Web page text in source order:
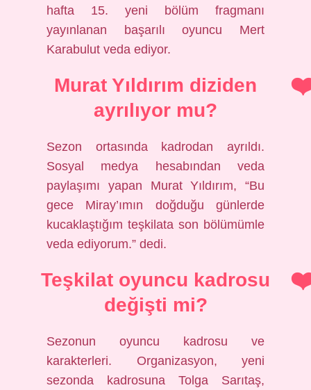
hafta 15. yeni bölüm fragmanı
yayınlanan başarılı oyuncu Mert
Karabulut veda ediyor.
Murat Yıldırım diziden
ayrılıyor mu?
Sezon ortasında kadrodan ayrıldı.
Sosyal medya hesabından veda
paylaşımı yapan Murat Yıldırım, “Bu
gece Miray’ımın doğduğu günlerde
kucaklaştığım teşkilata son bölümümle
veda ediyorum.” dedi.
Teşkilat oyuncu kadrosu
değişti mi?
Sezonun oyuncu kadrosu ve
karakterleri. Organizasyon, yeni
sezonda kadrosuna Tolga Sarıtaş,